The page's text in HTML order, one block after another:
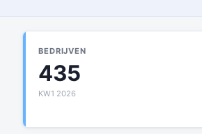
BEDRIJVEN
435
KW1 2026